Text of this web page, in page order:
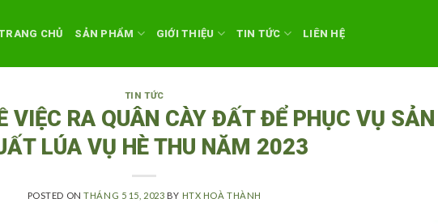
CHỦ SẢN PHẨM GIỚI THIỆU TIN TỨC LIÊN HỆ
TIN TỨC
VIỆC RA QUÂN CÀY ĐẤT ĐỂ PHỤC VỤ SẢN
LÚA VỤ HÈ THU NĂM 2023
POSTED ONTHÁNG 5 15, 2023 BY HTX HOÀ THÀNH